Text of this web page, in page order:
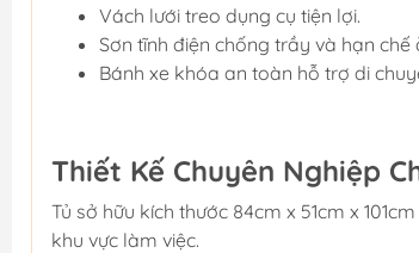
Vách lưới treo dụng cụ tiện lợi.
Sơn tĩnh điện chống trầy và hạn chế
Bánh xe khóa an toàn hỗ trợ di
Thiết Kế Chuyên Nghiệp
Tủ sở hữu kích thước 84cm x 51cm x
khu vực làm việc.